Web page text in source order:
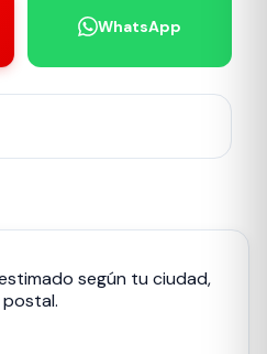
WhatsApp
según tu ciudad,